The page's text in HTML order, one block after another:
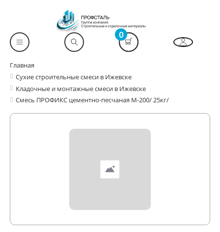
0
Главная
Сухие строительные смеси в Ижевске
Кладочные и монтажные смеси в Ижевске
Смесь ПРОФИКС цементно-песчаная М-200/ 25кг/